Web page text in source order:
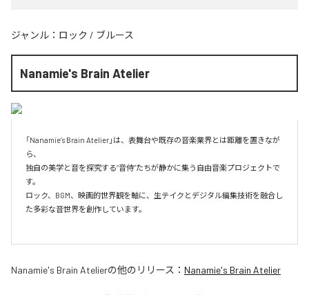
ジャンル： ロック / ブルース
Nanamie's Brain Atelier
「Nanamie’s Brain Atelier」は、表舞台や既存の音楽業界とは距離を置きなが
ら、
独自の美学と音を探究する“音侍”たちが静かに集う自由音楽プロジェクトで
す。
ロック、BGM、映画的世界観を軸に、生テイクとデジタル編集技術を融合し
た多彩な音世界を創作しています。
Nanamie's Brain Atelierの他のリリース： Nanamie's Brain Atelier